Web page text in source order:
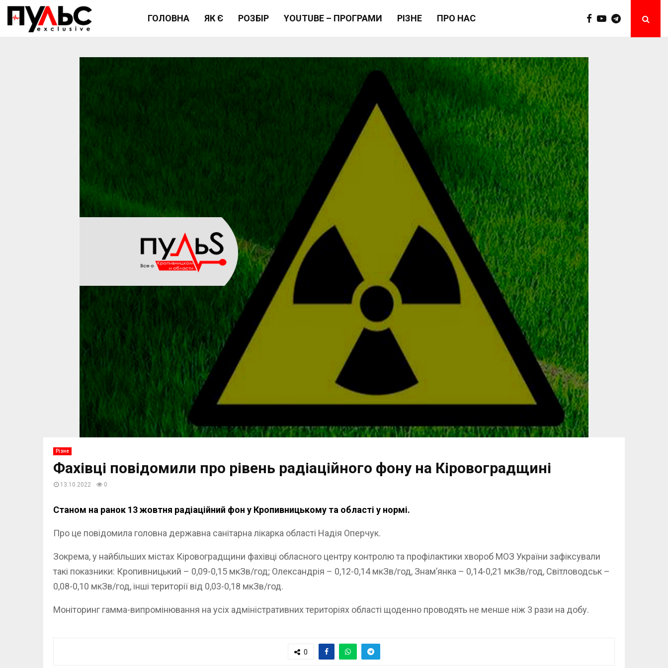
ГОЛОВНА ЯК Є РОЗБІР YOUTUBE – ПРОГРАМИ РІЗНЕ ПРО НАС
Різне
Фахівці повідомили про рівень радіаційного фону на Кіровоградщині
13.10.2022 0
Станом на ранок 13 жовтня радіаційний фон у Кропивницькому та області у нормі.
Про це повідомила головна державна санітарна лікарка області Надія Оперчук.
Зокрема, у найбільших містах Кіровоградщини фахівці обласного центру контролю та профілактики хвороб МОЗ України зафіксували
такі показники: Кропивницький – 0,09-0,15 мкЗв/год; Олександрія – 0,12-0,14 мкЗв/год, Знам’янка – 0,14-0,21 мкЗв/год, Світловодськ –
0,08-0,10 мкЗв/год, інші території від 0,03-0,18 мкЗв/год.
Моніторинг гамма-випромінювання на усіх адміністративних територіях області щоденно проводять не менше ніж 3 рази на добу.
0